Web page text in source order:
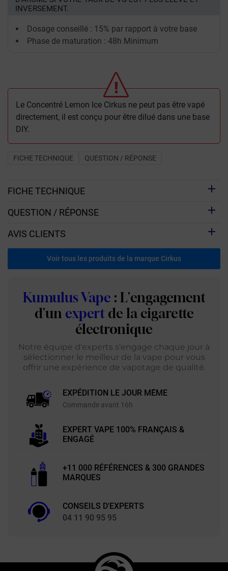
INVERSEMENT.
Dosage conseillé : 15% par rapport à votre base
Phase de maturation : 48h Minimum
Le Concentré Lemon Ice Cirkus ne peut pas être vapé
directement, il est conçu pour être dilué dans une base
DIY.
FICHE TECHNIQUE QUESTION / RÉPONSE
FICHE TECHNIQUE
QUESTION / RÉPONSE
AVIS CLIENTS
Voir tous les produits de la marque Cirkus
Kumulus Vape : L'engagement
d'un expert de la cigarette
électronique
Notre équipe d'experts s'engage chaque jour à
sélectionner le meilleur de la vape pour vous
offrir une expérience de vapotage de qualité.
EXPÉDITION LE JOUR MÊME
Commande avant 16h
EXPERT VAPE 100% FRANÇAIS &
ENGAGÉ
+11 000 RÉFÉRENCES & 300 GRANDES
MARQUES
CONSEILS D'EXPERTS
04 11 90 95 95